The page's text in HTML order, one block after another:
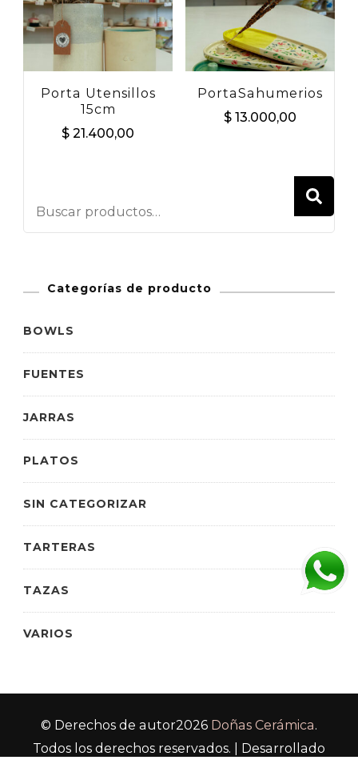
Porta Utensillos
15cm
$ 21.400,00
PortaSahumerios
$13.000,00
Categorías de producto
BOWLS
FUENTES
JARRAS
PLATOS
SIN CATEGORIZAR
TARTERAS
TAZAS
VARIOS
© Derechos de autor2026 Doñas Cerámica.
Todos los derechos reservados. | Desarrollado